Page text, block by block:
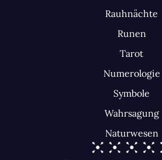
Rauhnächte
Runen
Tarot
Numerologie
Symbole
Wahrsagung
Naturwesen